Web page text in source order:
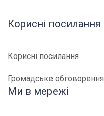
Корисні посилання
Корисні посилання
Громадське обговорення
Ми в мережі